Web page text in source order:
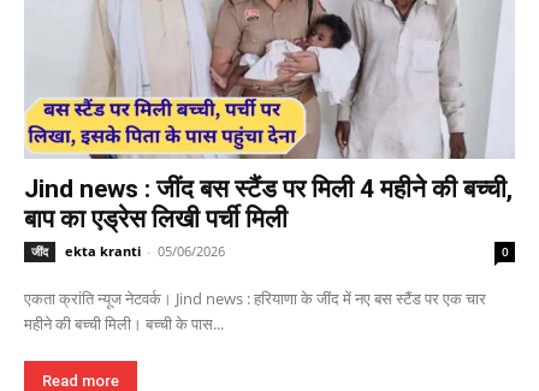
Jind news : जींद बस स्टैंड पर मिली 4 महीने की बच्ची,
बाप का एड्रेस लिखी पर्ची मिली
जींद ekta kranti - 05/06/2026 0
एकता क्रांति न्यूज नेटवर्क। Jind news : हरियाणा के जींद में नए बस स्टैंड पर एक चार
महीने की बच्ची मिली। बच्ची के पास...
Read more